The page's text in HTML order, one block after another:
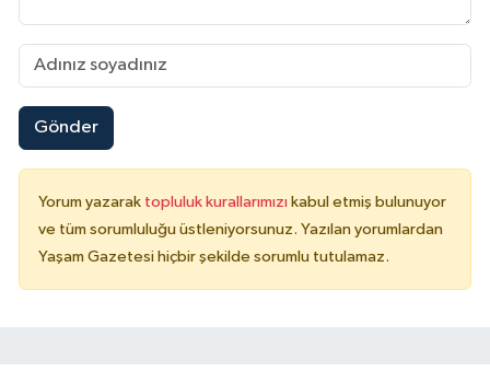
Gönder
Yorum yazarak topluluk kurallarımızı kabul etmiş bulunuyor
ve tüm sorumluluğu üstleniyorsunuz. Yazılan yorumlardan
Yaşam Gazetesi hiçbir şekilde sorumlu tutulamaz.